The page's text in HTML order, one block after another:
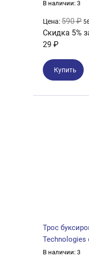
В наличии: 3
Цена:590 ₽
Скидка 5%
29 ₽
Купить
Трос
Technologies
В наличии: 3